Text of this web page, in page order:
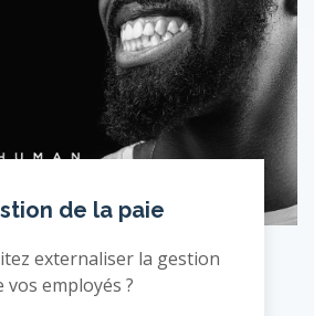
de la paie
externaliser la gestion
vos employés ?